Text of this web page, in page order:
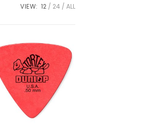
VIEW: 12 24 ALL